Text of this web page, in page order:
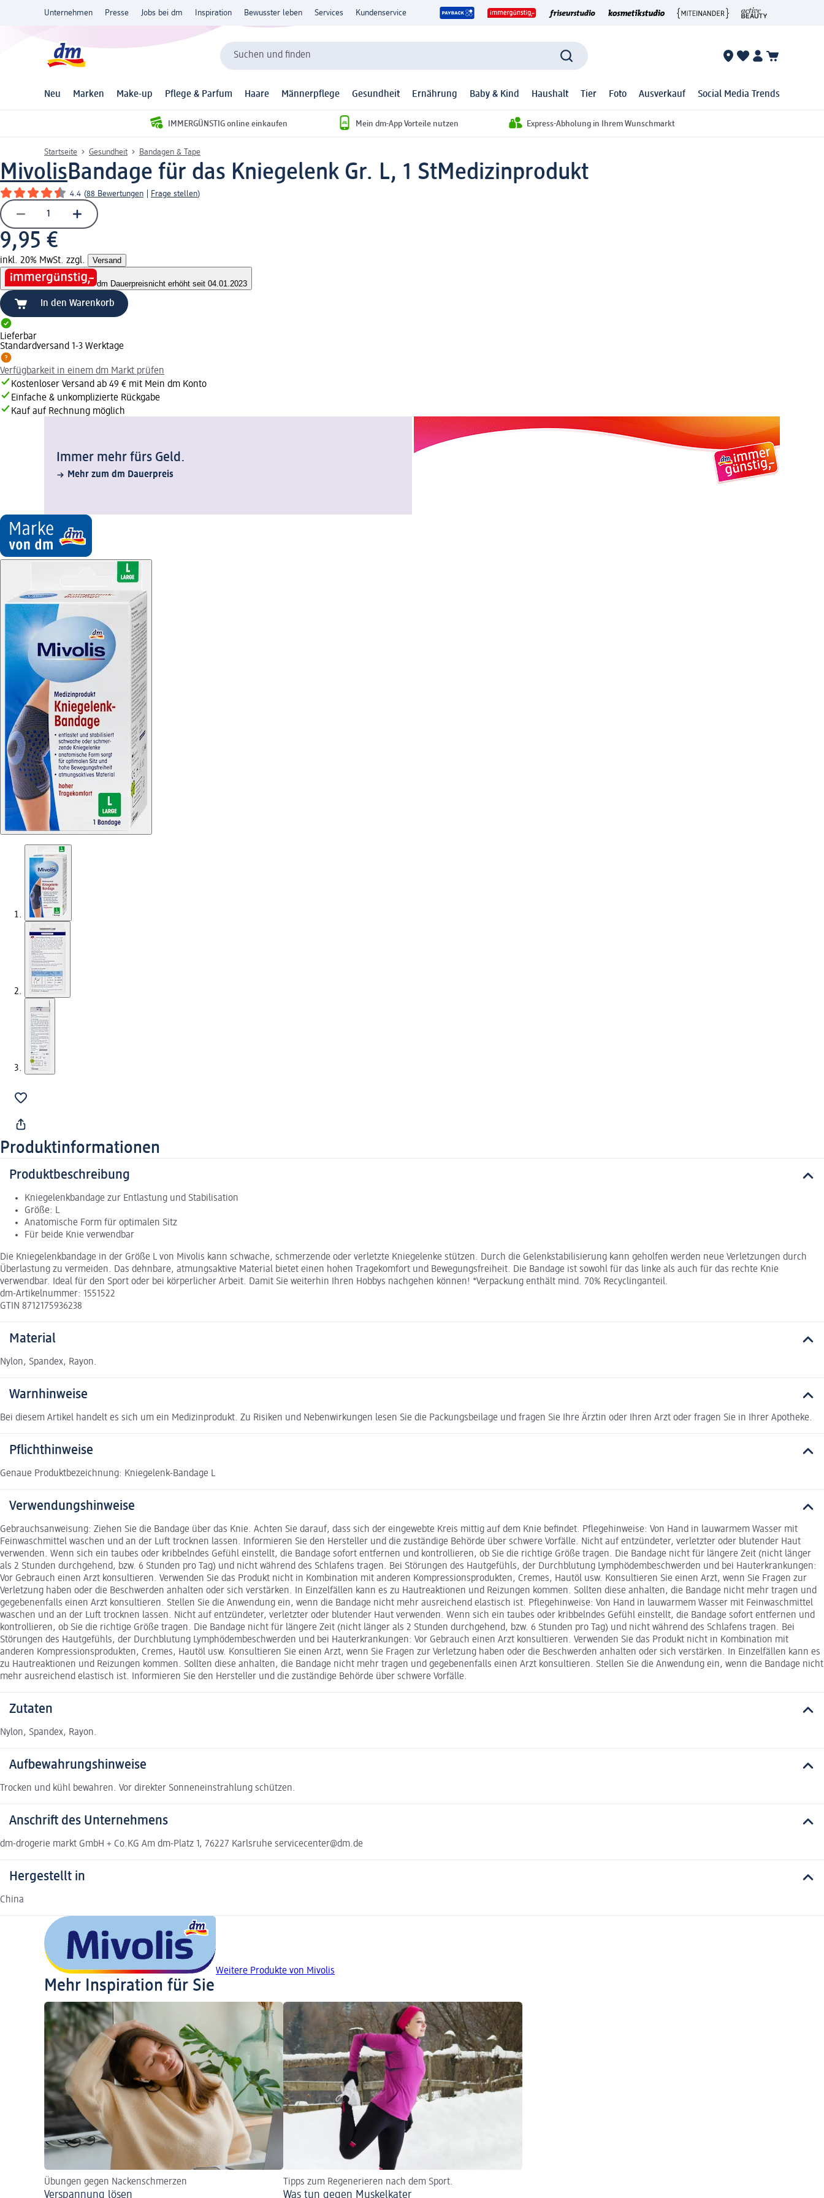
Unternehmen Presse Jobs bei dm Inspiration Bewusster leben Services Kundenservice
Suchen und finden
Neu Marken Make-up Pflege & Parfum Haare Männerpflege Gesundheit Ernährung Baby & Kind Haushalt Tier Foto Ausverkauf Social Media Trends
IMMERGÜNSTIG online einkaufen Mein dm-App Vorteile nutzen Express-Abholung in Ihrem Wunschmarkt
Startseite Gesundheit Bandagen & Tape
MivolisBandage für das Kniegelenk Gr. L, 1 StMedizinprodukt
4.4 (88 Bewertungen Frage stellen)
9,95 €
inkl. 20% MwSt. zzgl. Versand
dm Dauerpreisnicht erhöht seit 04.01.2023
In den Warenkorb
Lieferbar
Standardversand 1-3 Werktage
Verfügbarkeit in einem dm Markt prüfen
Kostenloser Versand ab 49 € mit Mein dm Konto
Einfache & unkomplizierte Rückgabe
Kauf auf Rechnung möglich
Immer mehr fürs Geld.
Mehr zum dm Dauerpreis
Produktinformationen
Produktbeschreibung
Kniegelenkbandage zur Entlastung und Stabilisation
Größe: L
Anatomische Form für optimalen Sitz
Für beide Knie verwendbar
Die Kniegelenkbandage in der Größe L von Mivolis kann schwache, schmerzende oder verletzte Kniegelenke stützen. Durch die Gelenkstabilisierung kann geholfen werden neue Verletzungen durch
Überlastung zu vermeiden. Das dehnbare, atmungsaktive Material bietet einen hohen Tragekomfort und Bewegungsfreiheit. Die Bandage ist sowohl für das linke als auch für das rechte Knie
verwendbar. Ideal für den Sport oder bei körperlicher Arbeit. Damit Sie weiterhin Ihren Hobbys nachgehen können! *Verpackung enthält mind. 70% Recyclinganteil.
dm-Artikelnummer: 1551522
GTIN 8712175936238
Material
Nylon, Spandex, Rayon.
Warnhinweise
Bei diesem Artikel handelt es sich um ein Medizinprodukt. Zu Risiken und Nebenwirkungen lesen Sie die Packungsbeilage und fragen Sie Ihre Ärztin oder Ihren Arzt oder fragen Sie in Ihrer Apotheke.
Pflichthinweise
Genaue Produktbezeichnung: Kniegelenk-Bandage L
Verwendungshinweise
Gebrauchsanweisung: Ziehen Sie die Bandage über das Knie. Achten Sie darauf, dass sich der eingewebte Kreis mittig auf dem Knie befindet. Pflegehinweise: Von Hand in lauwarmem Wasser mit
Feinwaschmittel waschen und an der Luft trocknen lassen. Informieren Sie den Hersteller und die zuständige Behörde über schwere Vorfälle. Nicht auf entzündeter, verletzter oder blutender Haut
verwenden. Wenn sich ein taubes oder kribbelndes Gefühl einstellt, die Bandage sofort entfernen und kontrollieren, ob Sie die richtige Größe tragen. Die Bandage nicht für längere Zeit (nicht länger
als 2 Stunden durchgehend, bzw. 6 Stunden pro Tag) und nicht während des Schlafens tragen. Bei Störungen des Hautgefühls, der Durchblutung Lymphödembeschwerden und bei Hauterkrankungen:
Vor Gebrauch einen Arzt konsultieren. Verwenden Sie das Produkt nicht in Kombination mit anderen Kompressionsprodukten, Cremes, Hautöl usw. Konsultieren Sie einen Arzt, wenn Sie Fragen zur
Verletzung haben oder die Beschwerden anhalten oder sich verstärken. In Einzelfällen kann es zu Hautreaktionen und Reizungen kommen. Sollten diese anhalten, die Bandage nicht mehr tragen und
gegebenenfalls einen Arzt konsultieren. Stellen Sie die Anwendung ein, wenn die Bandage nicht mehr ausreichend elastisch ist. Pflegehinweise: Von Hand in lauwarmem Wasser mit Feinwaschmittel
waschen und an der Luft trocknen lassen. Nicht auf entzündeter, verletzter oder blutender Haut verwenden. Wenn sich ein taubes oder kribbelndes Gefühl einstellt, die Bandage sofort entfernen und
kontrollieren, ob Sie die richtige Größe tragen. Die Bandage nicht für längere Zeit (nicht länger als 2 Stunden durchgehend, bzw. 6 Stunden pro Tag) und nicht während des Schlafens tragen. Bei
Störungen des Hautgefühls, der Durchblutung Lymphödembeschwerden und bei Hauterkrankungen: Vor Gebrauch einen Arzt konsultieren. Verwenden Sie das Produkt nicht in Kombination mit
anderen Kompressionsprodukten, Cremes, Hautöl usw. Konsultieren Sie einen Arzt, wenn Sie Fragen zur Verletzung haben oder die Beschwerden anhalten oder sich verstärken. In Einzelfällen kann es
zu Hautreaktionen und Reizungen kommen. Sollten diese anhalten, die Bandage nicht mehr tragen und gegebenenfalls einen Arzt konsultieren. Stellen Sie die Anwendung ein, wenn die Bandage nicht
mehr ausreichend elastisch ist. Informieren Sie den Hersteller und die zuständige Behörde über schwere Vorfälle.
Zutaten
Nylon, Spandex, Rayon.
Aufbewahrungshinweise
Trocken und kühl bewahren. Vor direkter Sonneneinstrahlung schützen.
Anschrift des Unternehmens
dm-drogerie markt GmbH + Co.KG Am dm-Platz 1, 76227 Karlsruhe servicecenter@dm.de
Hergestellt in
China
Weitere Produkte von Mivolis
Mehr Inspiration für Sie
Übungen gegen Nackenschmerzen
Verspannung lösen
Tipps zum Regenerieren nach dem Sport.
Was tun gegen Muskelkater